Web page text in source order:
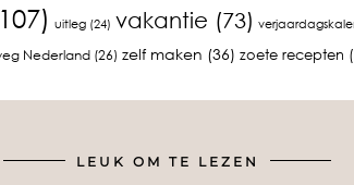
uitleg(24) vakantie (73)
Nederland(26) zelf maken (36) zoete recepten
LEUK OM TE LEZEN